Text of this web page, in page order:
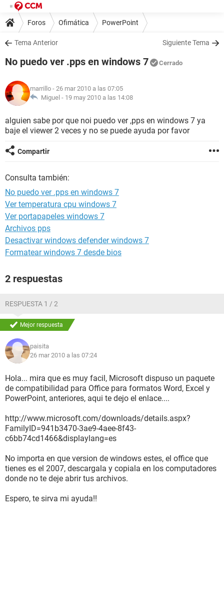
Foros Ofimática PowerPoint
Tema Anterior Siguiente Tema
No puedo ver .pps en windows 7 Cerrado
marrillo - 26 mar 2010 a las 07:05
Miguel - 19 may 2010 a las 14:08
alguien sabe por que noi puedo ver ,pps en windows 7 ya
baje el viewer 2 veces y no se puede ayuda por favor
Compartir
Consulta también:
No puedo ver .pps en windows 7
Ver temperatura cpu windows 7
Ver portapapeles windows 7
Archivos pps
Desactivar windows defender windows 7
Formatear windows 7 desde bios
2 respuestas
RESPUESTA 1 / 2
Mejor respuesta
paisita
26 mar 2010 a las 07:24
Hola... mira que es muy facil, Microsoft dispuso un paquete
de compatibilidad para Office para formatos Word, Excel y
PowerPoint, anteriores, aqui te dejo el enlace....
http://www.microsoft.com/downloads/details.aspx?
FamilyID=941b3470-3ae9-4aee-8f43-
c6bb74cd1466&displaylang=es
No importa en que version de windows estes, el office que
tienes es el 2007, descargala y copiala en los computadores
donde no te deje abrir tus archivos.
Espero, te sirva mi ayuda!!